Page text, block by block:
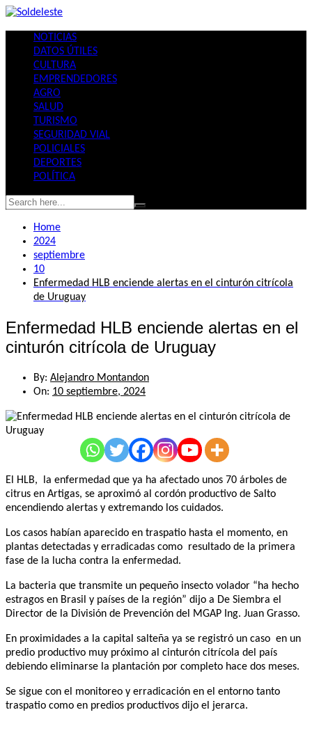
Skip
contentNOTICIAS
DATOS ÚTILES
CULTURA
EMPRENDEDORES
AGRO
SALUD
TURISMO
SEGURIDAD VIAL
POLICIALES
DEPORTES
POLÍTICA
Home
2024
septiembre
10
Enfermedad HLB enciende alertas en el cinturón citrícola
de Uruguay
Enfermedad HLB enciende alertas en el
cinturón citrícola de Uruguay
By: Alejandro Montandon
On: 10 septiembre, 2024
El HLB, la enfermedad que ya ha afectado unos 70 árboles de
citrus en Artigas, se aproximó al cordón productivo de Salto
encendiendo alertas y extremando los cuidados.
Los casos habían aparecido en traspatio hasta el momento, en
plantas detectadas y erradicadas como resultado de la primera
fase de la lucha contra la enfermedad.
La bacteria que transmite un pequeño insecto volador “ha hecho
estragos en Brasil y países de la región” dijo a De Siembra el
Director de la División de Prevención del MGAP Ing. Juan Grasso.
En proximidades a la capital salteña ya se registró un caso en un
predio productivo muy próximo al cinturón citrícola del país
debiendo eliminarse la plantación por completo hace dos meses.
Se sigue con el monitoreo y erradicación en el entorno tanto
traspatio como en predios productivos dijo el jerarca.